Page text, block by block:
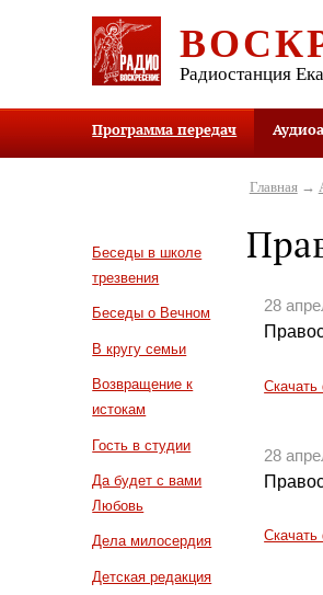
Радиостанция
Программа передач
Беседы в школе
трезвения
Беседы о Вечном
В кругу семьи
Возвращение к
истокам
Гость в студии
Да будет с вами
Любовь
Дела милосердия
Детская редакция
Главная→
28
28